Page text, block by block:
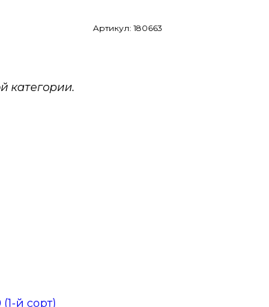
Артикул: 180663
категории.